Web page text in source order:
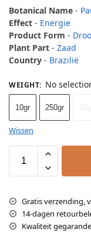
Botanical Name -
Effect - Energie
Product Form -
Plant Part - Zaad
Country - Brazilië
WEIGHT: No
10gr 250gr
Wissen
Gratis verzending,
14-dagen
Kwaliteit